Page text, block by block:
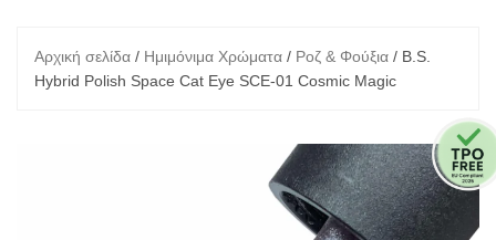
Αρχική σελίδα / Ημιμόνιμα Χρώματα / Ροζ & Φούξια / B.S.
Hybrid Polish Space Cat Eye SCE-01 Cosmic Magic